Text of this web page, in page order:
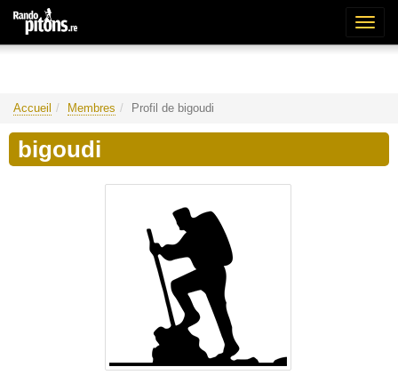
Accueil Membres Profil de bigoudi
bigoudi